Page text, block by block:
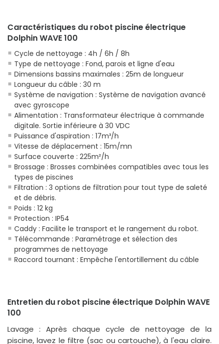
Caractéristiques du robot piscine électrique
Dolphin WAVE 100
Cycle de nettoyage : 4h / 6h / 8h
Type de nettoyage : Fond, parois et ligne d'eau
Dimensions bassins maximales : 25m de longueur
Longueur du câble : 30 m
Système de navigation : Système de navigation avancé
avec gyroscope
Alimentation : Transformateur électrique à commande
digitale. Sortie inférieure à 30 VDC
Puissance d'aspiration : 17m³/h
Vitesse de déplacement : 15m/mn
Surface couverte : 225m²/h
Brossage : Brosses combinées compatibles avec tous les
types de piscines
Filtration : 3 options de filtration pour tout type de saleté
et de débris.
Poids : 12 kg
Protection : IP54
Caddy : Facilite le transport et le rangement du robot.
Télécommande : Paramétrage et sélection des
programmes de nettoyage
Raccord tournant : Empêche l'entortillement du câble
Entretien du robot piscine électrique Dolphin WAVE
100
Lavage : Après chaque cycle de nettoyage de la
piscine, lavez le filtre (sac ou cartouche), à l'eau claire.